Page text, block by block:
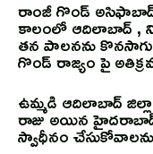
రాంజీ గొండ్
కాలంలో ఆదిలాబాద్ ,
తన పాలనను
గొండ్ రాజ్యం పై
ఉమ్మడి ఆదిలాబాద్
రాజు అయిన
స్వాధీనం